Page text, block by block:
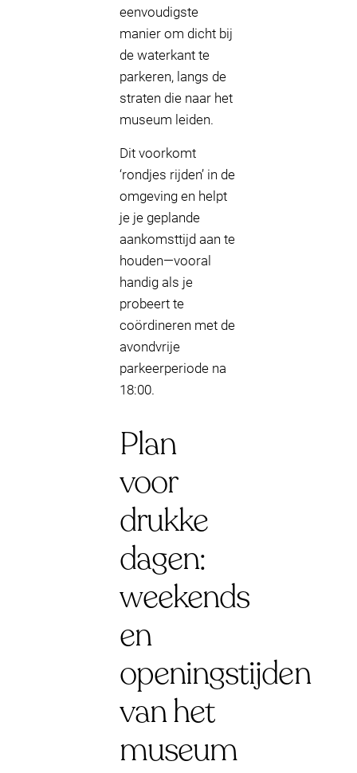
eenvoudigste
manier om dicht bij
de waterkant te
parkeren, langs de
straten die naar het
museum leiden.
Dit voorkomt
‘rondjes rijden’ in de
omgeving en helpt
je je geplande
aankomsttijd aan te
houden—vooral
handig als je
probeert te
coördineren met de
avondvrije
parkeerperiode na
18:00.
Plan
voor
drukke
dagen:
weekends
en
openingstijden
van het
museum